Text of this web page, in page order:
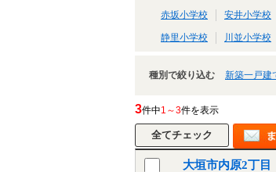
赤坂小学校 安井小学校
静里小学校 川並小学校
種別で絞り込む 新築一戸建
3件中1～3件を表示
大垣市内原2丁